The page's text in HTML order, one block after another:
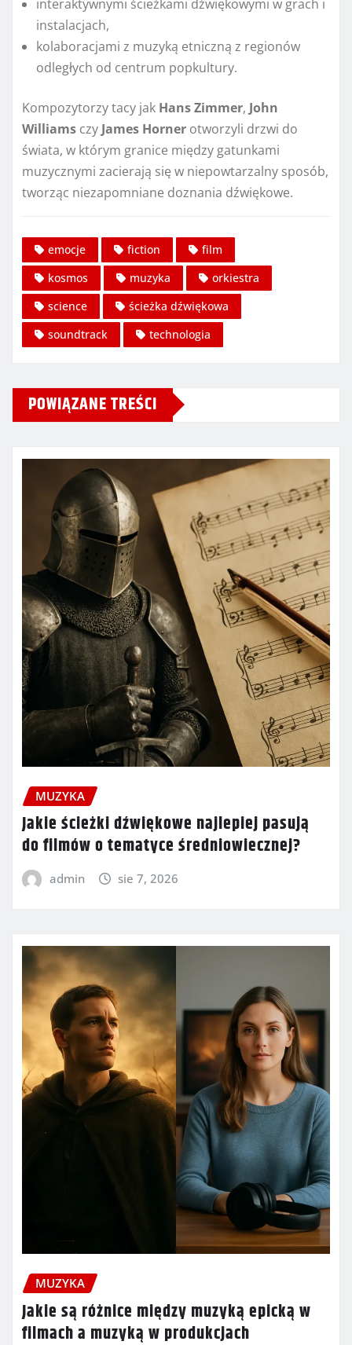
interaktywnymi ścieżkami dźwiękowymi w grach i
instalacjach,
kolaboracjami z muzyką etniczną z regionów
odległych od centrum popkultury.
Kompozytorzy tacy jak Hans Zimmer, John
Williams czy James Horner otworzyli drzwi do
świata, w którym granice między gatunkami
muzycznymi zacierają się w niepowtarzalny sposób,
tworząc niezapomniane doznania dźwiękowe.
emocje fiction
film
kosmos
muzyka
orkiestra
science
ścieżka dźwiękowa
soundtrack
technologia
POWIĄZANE TREŚCI
MUZYKA
Jakie ścieżki dźwiękowe najlepiej pasują
do filmów o tematyce średniowiecznej?
admin sie 7, 2026
MUZYKA
Jakie są różnice między muzyką epicką w
filmach a muzyką w produkcjach